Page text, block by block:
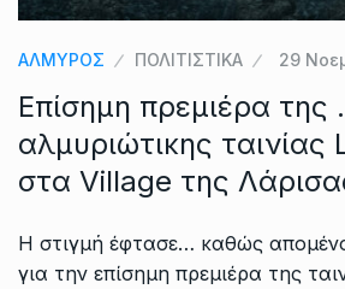
ΑΛΜΥΡΟΣ ΠΟΛΙΤΙΣΤΙΚΑ 29
Επίσημη πρεμιέρα της
αλμυριώτικης
στα Village της
Η στιγμή έφτασε… καθώς
για την επίσημη πρεμιέρα της